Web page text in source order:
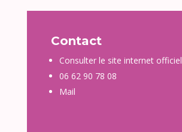
Contact
Consulter le site internet officiel
06 62 90 78 08
Mail